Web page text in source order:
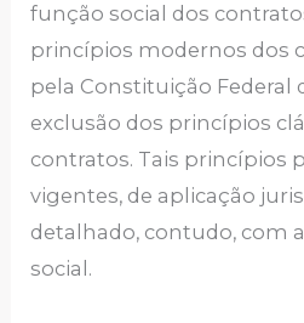
função social dos
princípios modernos dos
pela Constituição Federal
exclusão dos princípios
contratos. Tais princípios
vigentes, de aplicação
detalhado, contudo, com
social.